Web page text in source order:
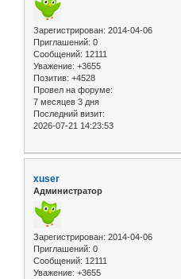
Зарегистрирован: 2014-04-06
Приглашений: 0
Сообщений: 12111
Уважение: +3655
Позитив: +4528
Провел на форуме:
7 месяцев 3 дня
Последний визит:
2026-07-21 14:23:53
xuser
Администратор
Зарегистрирован: 2014-04-06
Приглашений: 0
Сообщений: 12111
Уважение: +3655